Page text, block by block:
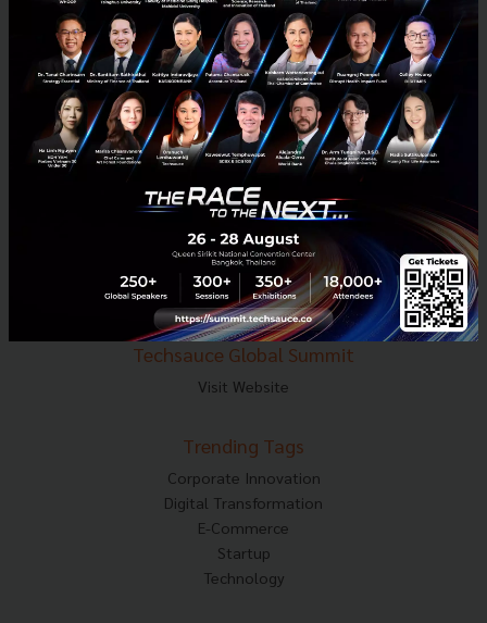
E-mail :contact@techsauce.co
Tel : 02-001-5375
Mobile : 06-4658-9500
Techsauce Media
About Techsauce
Techsauce Services
Privacy Policy
ส่งบทความ
Techsauce Global Summit
Visit Website
Trending Tags
Corporate Innovation
Digital Transformation
E-Commerce
Startup
Technology